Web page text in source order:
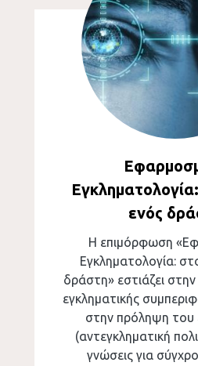
ενός
Η επιμόρφωση
Εγκληματολογία:
δράστη» εστιάζει
εγκληματικής
στην πρόληψη του
(αντεγκληματική
γνώσεις για